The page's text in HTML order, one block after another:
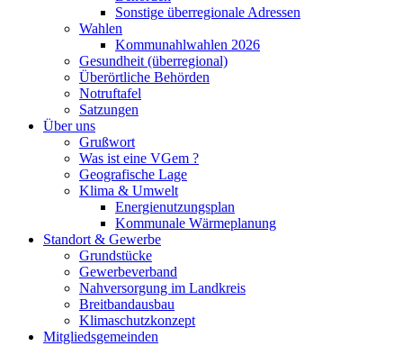
Sonstige überregionale Adressen
Wahlen
Kommunahlwahlen 2026
Gesundheit (überregional)
Überörtliche Behörden
Notruftafel
Satzungen
Über uns
Grußwort
Was ist eine VGem ?
Geografische Lage
Klima & Umwelt
Energienutzungsplan
Kommunale Wärmeplanung
Standort & Gewerbe
Grundstücke
Gewerbeverband
Nahversorgung im Landkreis
Breitbandausbau
Klimaschutzkonzept
Mitgliedsgemeinden